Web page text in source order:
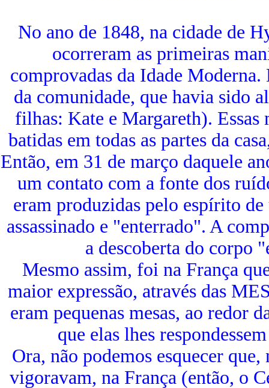
No ano de 1848, na cidade de
ocorreram as primeiras
comprovadas da Idade Moderna.
da comunidade, que havia sido
filhas: Kate e Margareth).
batidas em todas as partes da
Então, em 31 de março daquele
um contato com a fonte dos
eram produzidas pelo espírito
assassinado e "enterrado". A
a descoberta do corpo
Mesmo assim, foi na França
maior expressão, através das
eram pequenas mesas, ao redor
que elas lhes
Ora, não podemos esquecer
vigoravam, na França (então, o